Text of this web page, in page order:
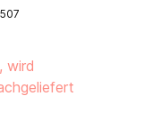
Maße: 70 x
H)
wird